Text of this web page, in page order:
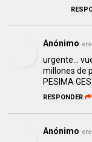
Anónimo
urgente...
millones de
PESIMA
RESPONDER
Anónimo